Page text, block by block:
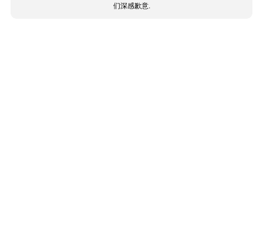
们深感歉意.